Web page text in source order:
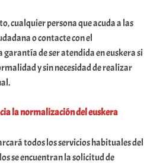
cualquier persona que acuda a las
o contacte con el
de ser atendida en euskera si
y sin necesidad de realizar
la normalización del euskera
todos los servicios habituales del
se encuentran la solicitud de